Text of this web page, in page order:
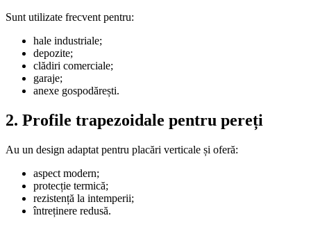
Sunt utilizate frecvent pentru:
hale industriale;
depozite;
clădiri comerciale;
garaje;
anexe gospodărești.
2. Profile trapezoidale pentru pereți
Au un design adaptat pentru placări verticale și oferă:
aspect modern;
protecție termică;
rezistență la intemperii;
întreținere redusă.